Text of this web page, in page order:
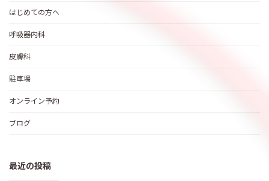
はじめての方へ
呼吸器内科
皮膚科
駐車場
オンライン予約
ブログ
最近の投稿